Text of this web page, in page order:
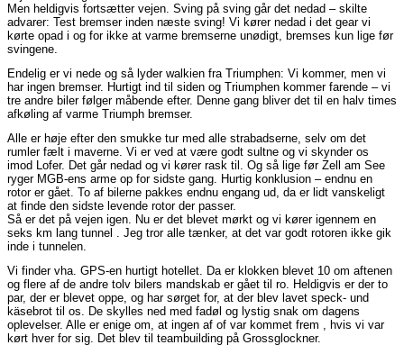
Men heldigvis fortsætter vejen. Sving på sving går det nedad – skilte
advarer: Test bremser inden næste sving! Vi kører nedad i det gear vi
kørte opad i og for ikke at varme bremserne unødigt, bremses kun lige før
svingene.
Endelig er vi nede og så lyder walkien fra Triumphen: Vi kommer, men vi
har ingen bremser. Hurtigt ind til siden og Triumphen kommer farende – vi
tre andre biler følger måbende efter. Denne gang bliver det til en halv times
afkøling af varme Triumph bremser.
Alle er høje efter den smukke tur med alle strabadserne, selv om det
rumler fælt i maverne. Vi er ved at være godt sultne og vi skynder os
imod Lofer. Det går nedad og vi kører rask til. Og så lige før Zell am See
ryger MGB-ens arme op for sidste gang. Hurtig konklusion – endnu en
rotor er gået. To af bilerne pakkes endnu engang ud, da er lidt vanskeligt
at finde den sidste levende rotor der passer.
Så er det på vejen igen. Nu er det blevet mørkt og vi kører igennem en
seks km lang tunnel . Jeg tror alle tænker, at det var godt rotoren ikke gik
inde i tunnelen.
Vi finder vha. GPS-en hurtigt hotellet. Da er klokken blevet 10 om aftenen
og flere af de andre tolv bilers mandskab er gået til ro. Heldigvis er der to
par, der er blevet oppe, og har sørget for, at der blev lavet speck- und
käsebrot til os. De skylles ned med fadøl og lystig snak om dagens
oplevelser. Alle er enige om, at ingen af of var kommet frem , hvis vi var
kørt hver for sig. Det blev til teambuilding på Grossglockner.